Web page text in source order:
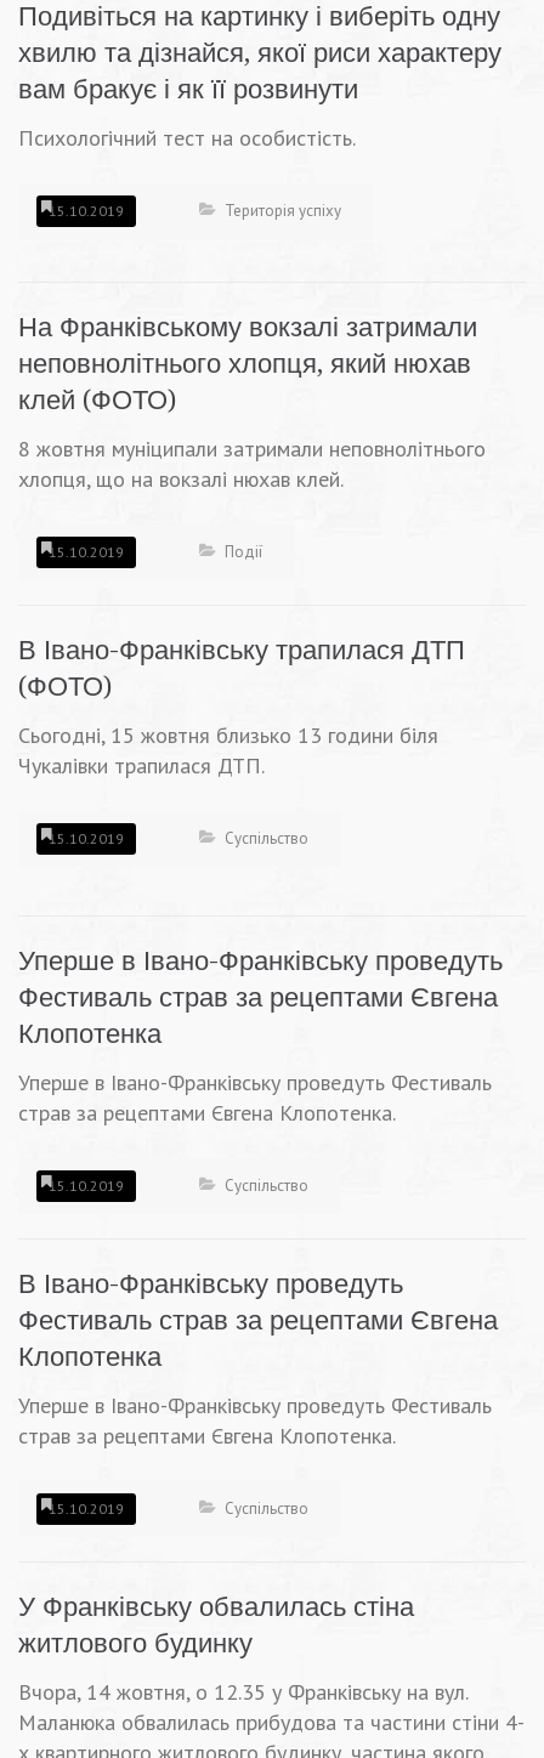
Подивіться на картинку і виберіть одну
хвилю та дізнайся, якої риси характеру
вам бракує і як її розвинути
Психологічний тест на особистість.
15.10.2019 Територія успіху
На Франківському вокзалі затримали
неповнолітнього хлопця, який нюхав
клей (ФОТО)
8 жовтня муніципали затримали неповнолітнього
хлопця, що на вокзалі нюхав клей.
15.10.2019 Події
В Івано-Франківську трапилася ДТП
(ФОТО)
Сьогодні, 15 жовтня близько 13 години біля
Чукалівки трапилася ДТП.
15.10.2019 Суспільство
Уперше в Івано-Франківську проведуть
Фестиваль страв за рецептами Євгена
Клопотенка
Уперше в Івано-Франківську проведуть Фестиваль
страв за рецептами Євгена Клопотенка.
15.10.2019 Суспільство
В Івано-Франківську проведуть
Фестиваль страв за рецептами Євгена
Клопотенка
Уперше в Івано-Франківську проведуть Фестиваль
страв за рецептами Євгена Клопотенка.
15.10.2019 Суспільство
У Франківську обвалилась стіна
житлового будинку
Вчора, 14 жовтня, о 12.35 у Франківську на вул.
Маланюка обвалилась прибудова та частини стіни 4-